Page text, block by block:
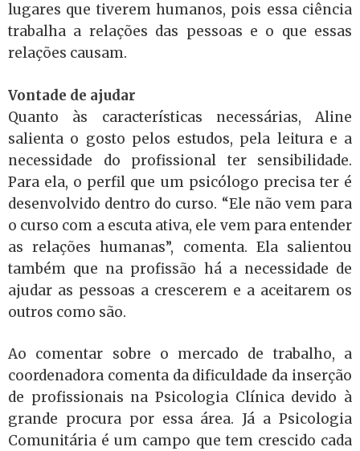
lugares que tiverem humanos, pois essa ciência
trabalha a relações das pessoas e o que essas
relações causam.
Vontade de ajudar
Quanto às características necessárias, Aline
salienta o gosto pelos estudos, pela leitura e a
necessidade do profissional ter sensibilidade.
Para ela, o perfil que um psicólogo precisa ter é
desenvolvido dentro do curso. “Ele não vem para
o curso com a escuta ativa, ele vem para entender
as relações humanas”, comenta. Ela salientou
também que na profissão há a necessidade de
ajudar as pessoas a crescerem e a aceitarem os
outros como são.
Ao comentar sobre o mercado de trabalho, a
coordenadora comenta da dificuldade da inserção
de profissionais na Psicologia Clínica devido à
grande procura por essa área. Já a Psicologia
Comunitária é um campo que tem crescido cada